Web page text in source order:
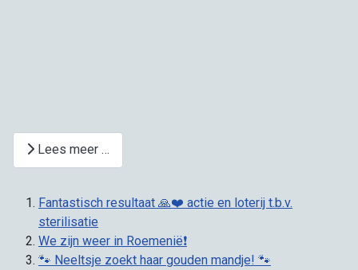
Lees meer …
Fantastisch resultaat 🙏❤️ actie en loterij t.b.v.
sterilisatie
We zijn weer in Roemenië❗
🐾 Neeltsje zoekt haar gouden mandje! 🐾